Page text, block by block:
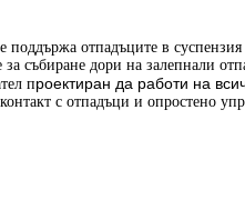
поддържа отпадъците в
събиране дори на залепнали
проектиран да работи на
с отпадъци и опростено